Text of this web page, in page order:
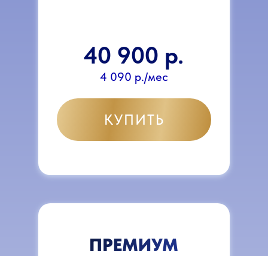
КУПИТЬ
40 900 р.
4 090 р./мес
ПРЕМИУМ